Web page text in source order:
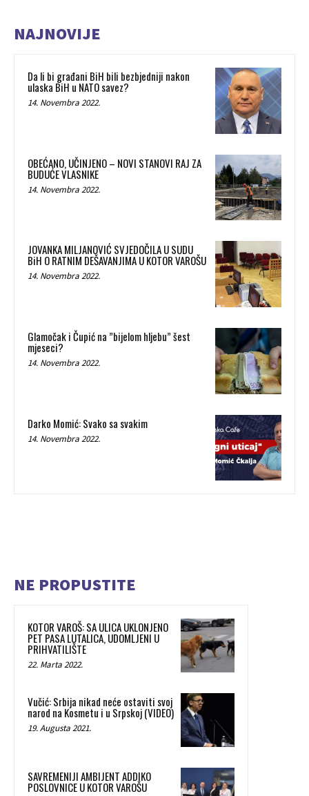
NAJNOVIJE
Da li bi građani BiH bili bezbjedniji nakon
ulaska BiH u NATO savez?
14. Novembra 2022.
OBEĆANO, UČINJENO – NOVI STANOVI RAJ ZA
BUDUĆE VLASNIKE
14. Novembra 2022.
JOVANKA MILJANOVIĆ SVJEDOČILA U SUDU
BiH O RATNIM DEŠAVANJIMA U KOTOR VAROŠU
14. Novembra 2022.
Glamočak i Čupić na ”bijelom hljebu” šest
mjeseci?
14. Novembra 2022.
Darko Momić: Svako sa svakim
14. Novembra 2022.
NE PROPUSTITE
KOTOR VAROŠ: SA ULICA UKLONJENO
PET PASA LUTALICA, UDOMLJENI U
PRIHVATILIŠTE
22. Marta 2022.
Vučić: Srbija nikad neće ostaviti svoj
narod na Kosmetu i u Srpskoj (VIDEO)
19. Augusta 2021.
SAVREMENIJI AMBIJENT ADDIKO
POSLOVNICE U KOTOR VAROŠU